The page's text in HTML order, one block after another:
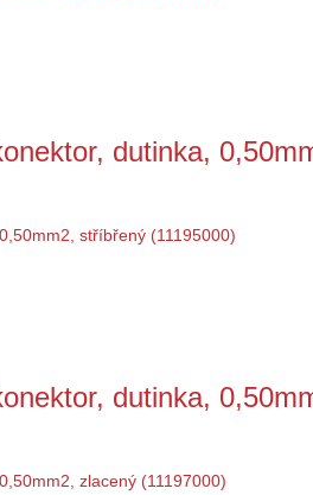
dutinka,
dutinka,